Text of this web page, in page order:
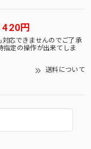
円
応できませんのでご了承
指定の操作が出来てしま
送料について